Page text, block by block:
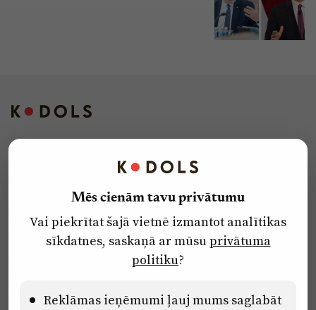
Privātuma politika
Ētikas kodekss
Pārredzamības paziņojumi
Mēs cienām tavu privātumu
Vai piekrītat šajā vietnē izmantot analītikas
sīkdatnes, saskaņā ar mūsuprivātuma
politiku?
Reklāmas ieņēmumi ļauj mums saglabāt